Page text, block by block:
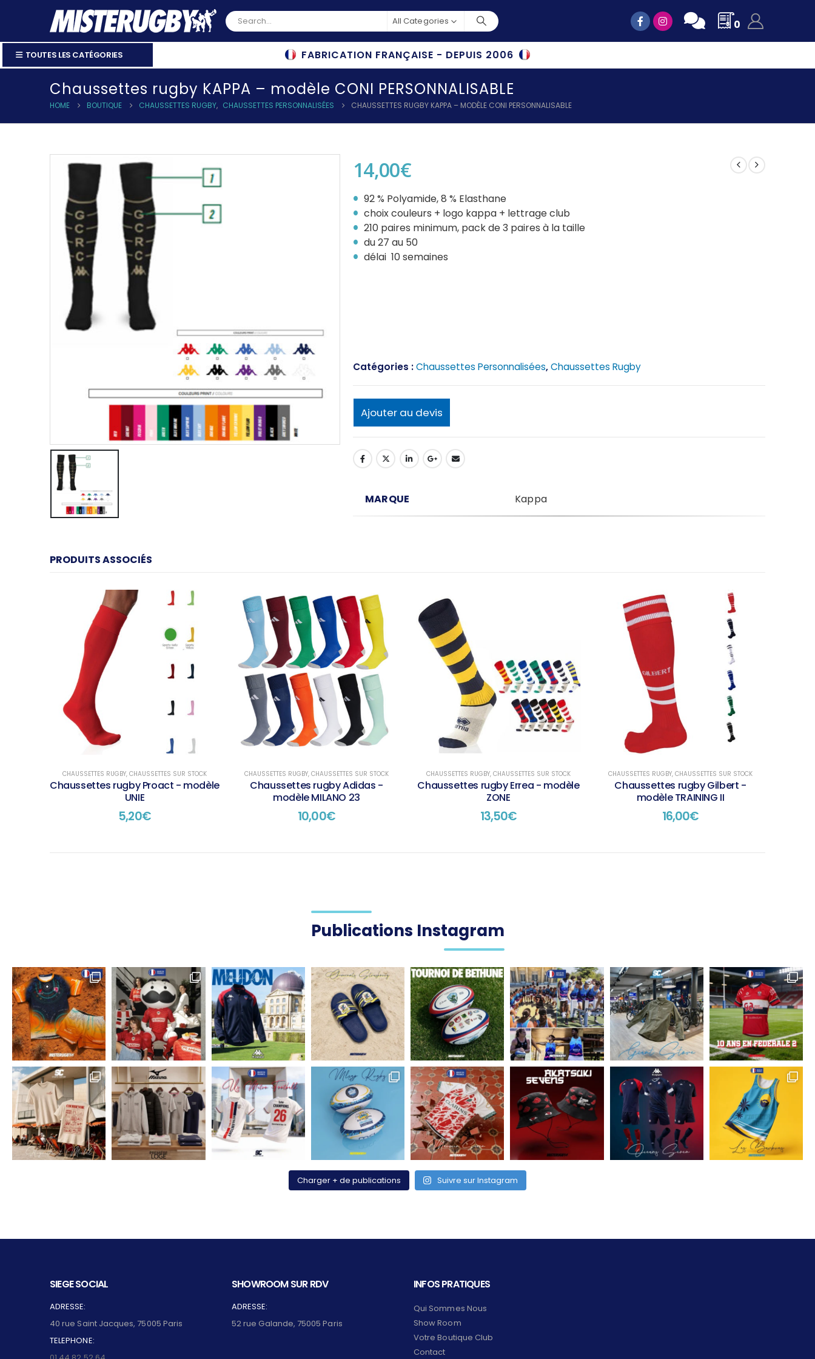
All Categories 0
TOUTES LES CATÉGORIES FABRICATION FRANÇAISE - DEPUIS 2006
Chaussettes rugby KAPPA – modèle CONI PERSONNALISABLE
HOME BOUTIQUE CHAUSSETTES RUGBY, CHAUSSETTES PERSONNALISÉES CHAUSSETTES RUGBY KAPPA – MODÈLE CONI PERSONNALISABLE
14,00€
92 % Polyamide, 8 % Elasthane
choix couleurs + logo kappa + lettrage club
210 paires minimum, pack de 3 paires à la taille
du 27 au 50
délai 10 semaines
Catégories :Chaussettes Personnalisées,Chaussettes Rugby
Ajouter au devis
MARQUE Kappa
PRODUITS ASSOCIÉS
CHAUSSETTES RUGBY, CHAUSSETTES SUR STOCK
Chaussettes rugby Proact - modèle
UNIE
5,20€
CHAUSSETTES RUGBY, CHAUSSETTES SUR STOCK
Chaussettes rugby Adidas -
modèle MILANO 23
10,00€
CHAUSSETTES RUGBY, CHAUSSETTES SUR STOCK
Chaussettes rugby Errea - modèle
ZONE
13,50€
CHAUSSETTES RUGBY, CHAUSSETTES SUR STOCK
Chaussettes rugby Gilbert -
modèle TRAINING II
16,00€
Publications Instagram
Charger + de publications Suivre sur Instagram
SIEGE SOCIAL
ADRESSE:
40 rue Saint Jacques, 75005 Paris
TELEPHONE:
SHOWROOM SUR RDV
ADRESSE:
52 rue Galande, 75005 Paris
INFOS PRATIQUES
Qui Sommes Nous
Show Room
Votre Boutique Club
Contact